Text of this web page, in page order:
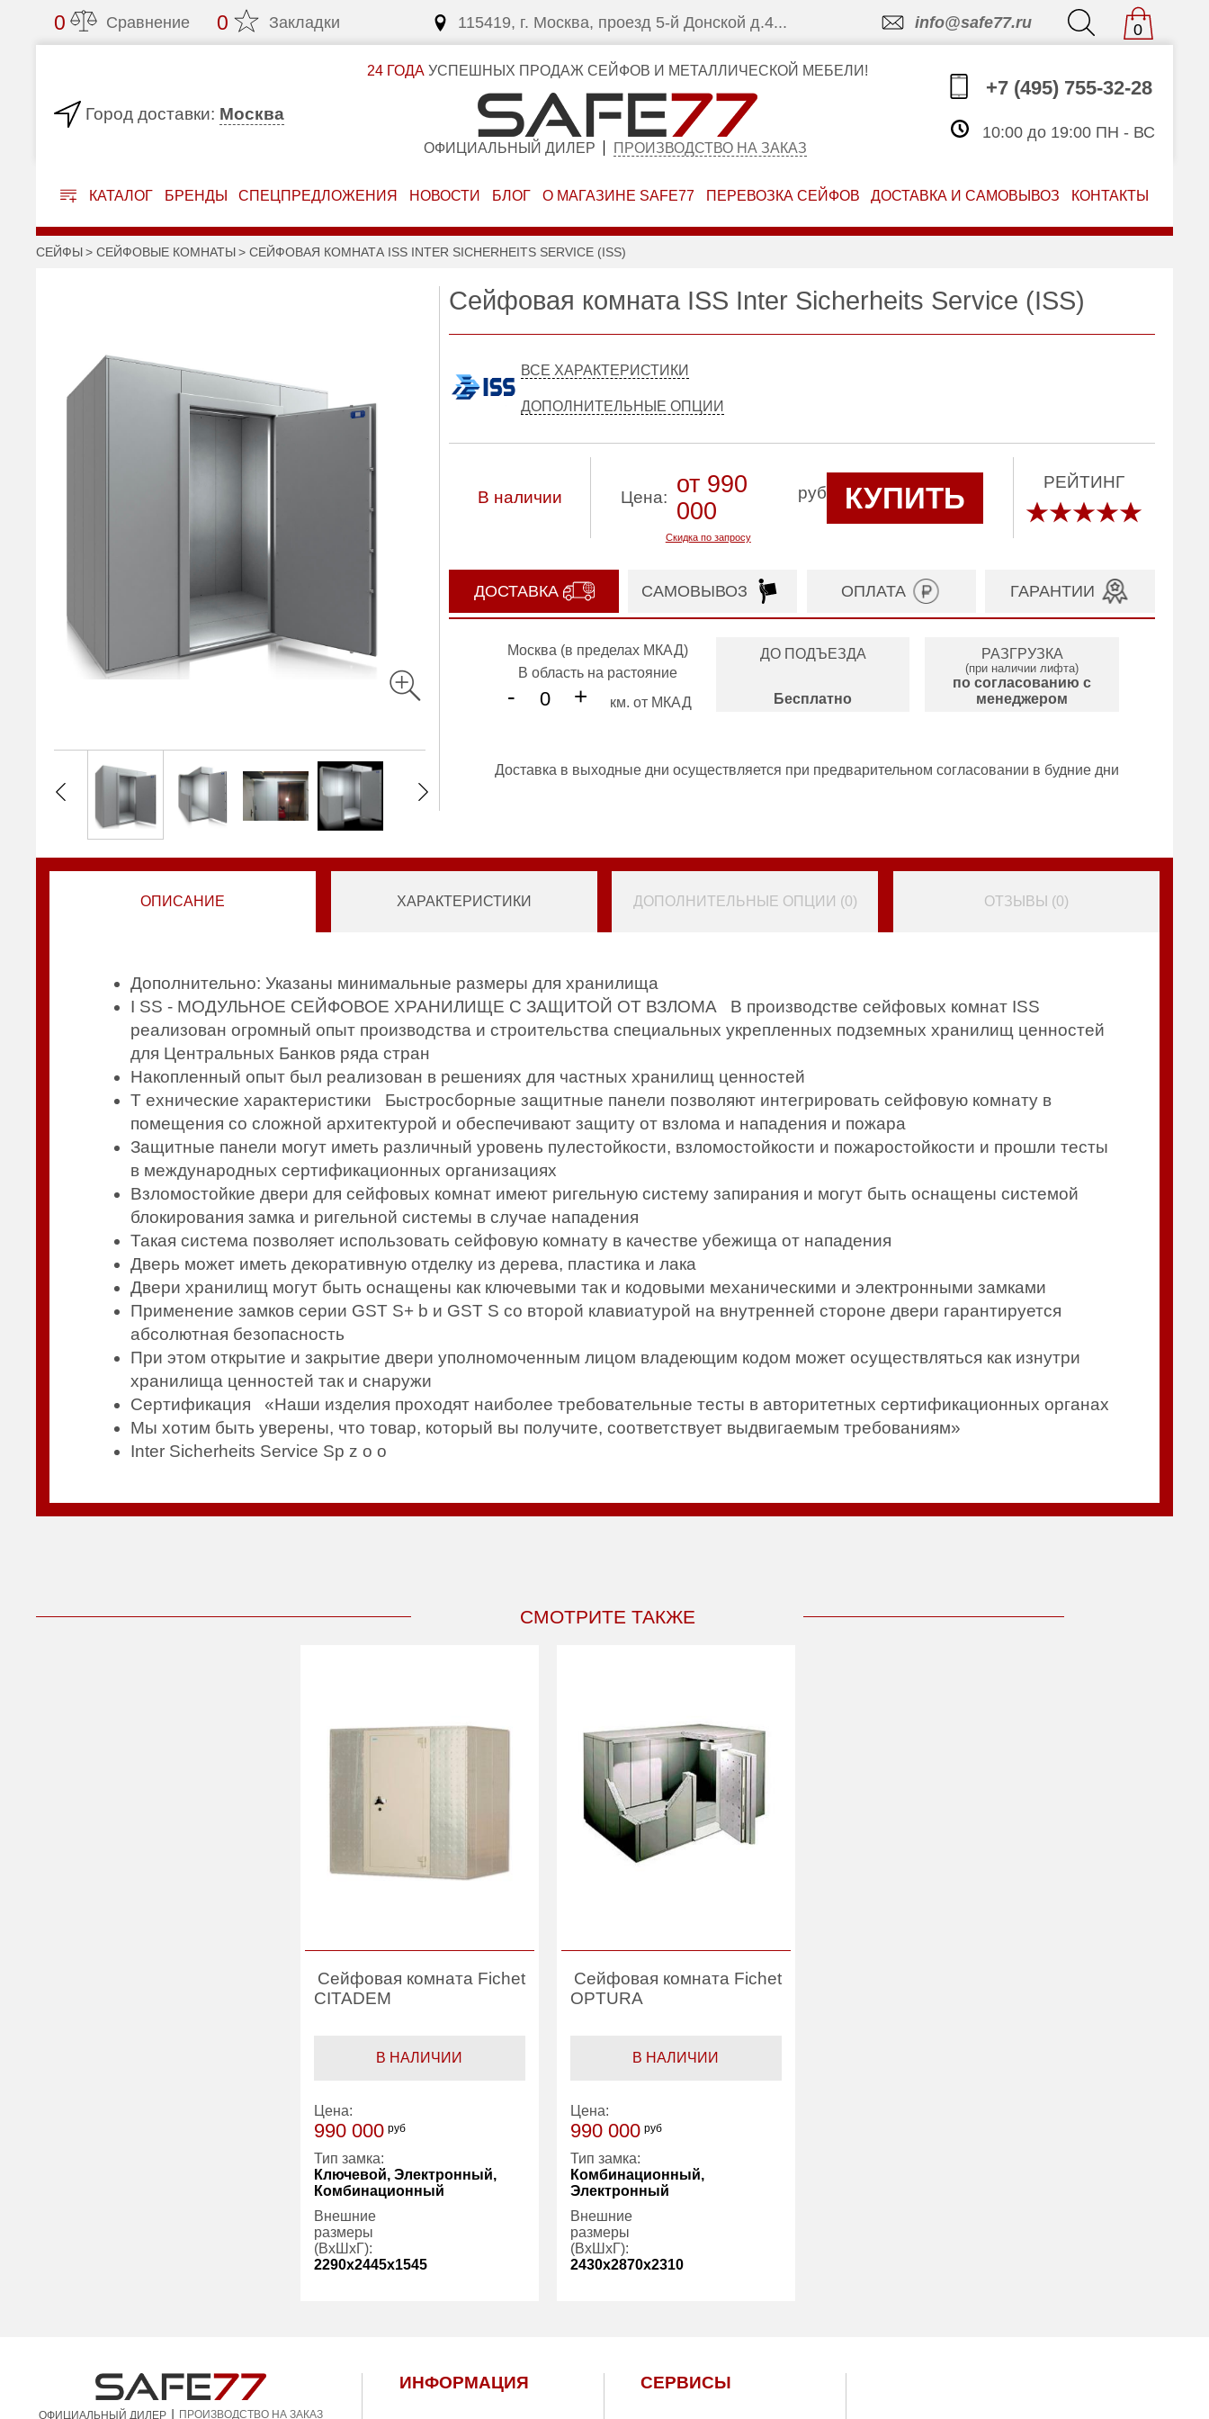
0 Сравнение 0 Закладки 115419, г. Москва, проезд 5-й Донской д.4... info@safe77.ru 0
Город доставки: Москва
24 ГОДАУСПЕШНЫХ ПРОДАЖ СЕЙФОВ И МЕТАЛЛИЧЕСКОЙ МЕБЕЛИ!
ОФИЦИАЛЬНЫЙ ДИЛЕР ПРОИЗВОДСТВО НА ЗАКАЗ
+7 (495) 755-32-28
10:00 до 19:00 ПН - ВС
КАТАЛОГ БРЕНДЫ СПЕЦПРЕДЛОЖЕНИЯ НОВОСТИ БЛОГ О МАГАЗИНЕ SAFE77 ПЕРЕВОЗКА СЕЙФОВ ДОСТАВКА И САМОВЫВОЗ КОНТАКТЫ
СЕЙФЫ СЕЙФОВЫЕ КОМНАТЫ СЕЙФОВАЯ КОМНАТА ISS INTER SICHERHEITS SERVICE (ISS)
Сейфовая комната ISS Inter Sicherheits Service (ISS)
ВСЕ ХАРАКТЕРИСТИКИ
ДОПОЛНИТЕЛЬНЫЕ ОПЦИИ
В наличии Цена: от 990
000
Скидка по запросу
руб КУПИТЬ РЕЙТИНГ
ДОСТАВКА САМОВЫВОЗ ОПЛАТА ГАРАНТИИ
Москва (в пределах МКАД)
В область на растояние
- + км. от МКАД
ДО ПОДЪЕЗДА
Бесплатно
РАЗГРУЗКА
(при наличии лифта)
по согласованию с
менеджером
Доставка в выходные дни осуществляется при предварительном согласовании в будние дни
ОПИСАНИЕ ХАРАКТЕРИСТИКИ ДОПОЛНИТЕЛЬНЫЕ ОПЦИИ (0) ОТЗЫВЫ (0)
Дополнительно: Указаны минимальные размеры для хранилища
I SS - МОДУЛЬНОЕ СЕЙФОВОЕ ХРАНИЛИЩЕ С ЗАЩИТОЙ ОТ ВЗЛОМА В производстве сейфовых комнат ISS
реализован огромный опыт производства и строительства специальных укрепленных подземных хранилищ ценностей
для Центральных Банков ряда стран
Накопленный опыт был реализован в решениях для частных хранилищ ценностей
Т ехнические характеристики Быстросборные защитные панели позволяют интегрировать сейфовую комнату в
помещения со сложной архитектурой и обеспечивают защиту от взлома и нападения и пожара
Защитные панели могут иметь различный уровень пулестойкости, взломостойкости и пожаростойкости и прошли тесты
в международных сертификационных организациях
Взломостойкие двери для сейфовых комнат имеют ригельную систему запирания и могут быть оснащены системой
блокирования замка и ригельной системы в случае нападения
Такая система позволяет использовать сейфовую комнату в качестве убежища от нападения
Дверь может иметь декоративную отделку из дерева, пластика и лака
Двери хранилищ могут быть оснащены как ключевыми так и кодовыми механическими и электронными замками
Применение замков серии GST S+ b и GST S со второй клавиатурой на внутренней стороне двери гарантируется
абсолютная безопасность
При этом открытие и закрытие двери уполномоченным лицом владеющим кодом может осуществляться как изнутри
хранилища ценностей так и снаружи
Сертификация «Наши изделия проходят наиболее требовательные тесты в авторитетных сертификационных органах
Мы хотим быть уверены, что товар, который вы получите, соответствует выдвигаемым требованиям»
Inter Sicherheits Service Sp z o o
СМОТРИТЕ ТАКЖЕ
Сейфовая комната Fichet
CITADEM
В НАЛИЧИИ
Цена:
990 000 руб
Тип замка:
Ключевой, Электронный,
Комбинационный
Внешние
размеры
(ВхШхГ):
2290x2445x1545
Сейфовая комната Fichet
OPTURA
В НАЛИЧИИ
Цена:
990 000 руб
Тип замка:
Комбинационный,
Электронный
Внешние
размеры
(ВхШхГ):
2430x2870x2310
ОФИЦИАЛЬНЫЙ ДИЛЕР | ПРОИЗВОДСТВО НА ЗАКАЗ
ИНФОРМАЦИЯ СЕРВИСЫ